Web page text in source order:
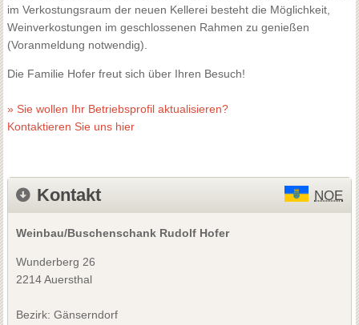
im Verkostungsraum der neuen Kellerei besteht die Möglichkeit,
Weinverkostungen im geschlossenen Rahmen zu genießen
(Voranmeldung notwendig).
Die Familie Hofer freut sich über Ihren Besuch!
» Sie wollen Ihr Betriebsprofil aktualisieren?
Kontaktieren Sie uns hier
Kontakt NOE
Weinbau/Buschenschank Rudolf Hofer
Wunderberg 26
2214 Auersthal
Bezirk: Gänserndorf